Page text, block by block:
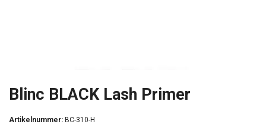
Blinc BLACK Lash Primer
Artikelnummer: BC-310-H